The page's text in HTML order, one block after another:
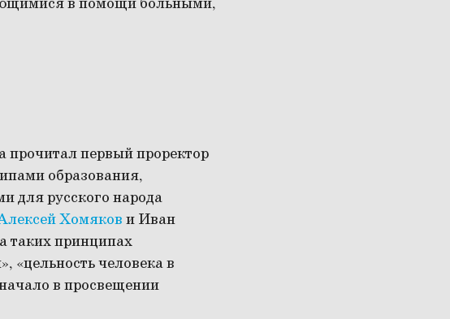
в помощи больными,
первый проректор
образования,
для русского народа
Хомяков и Иван
таких принципах
«цельность человека в
в просвещении